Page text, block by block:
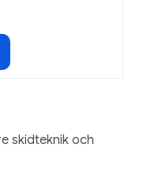
skidteknik och